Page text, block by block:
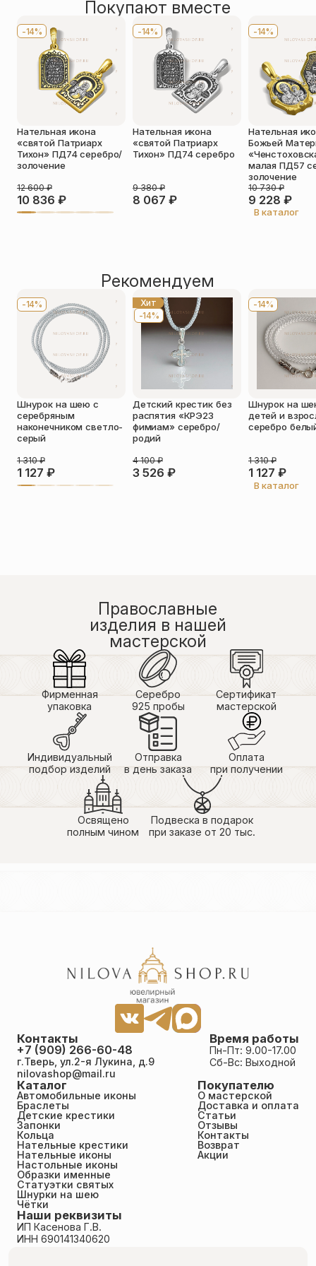
непостыдное, ходатайство ко творцу непреложное не
презри грешных молений гласы»
Оставить отзыв
Телефон
Отзыв*
Прикрепить фото
Оставить отзыв
Подтверждаю свое согласие с
политикой конфиденциальностии
даю согласие на обработку
персональных данных
Андрей
29.06.2026
Качественно и красиво сделано. Рекомендую.
Покупают вместе
-14%
Нательная икона
«святой Патриарх
Тихон» ПД74 серебро/
золочение
10 836 ₽
12 600₽
-14%
Нательная икона
«святой Патриарх
Тихон» ПД74 серебро
8 067 ₽
9 380₽
-14%
Нательная
Божьей
малая ПД57
золочение
9 228 ₽
10 730₽
В каталог
Рекомендуем
-14%
Шнурок на шею с
серебряным
наконечником светло-
серый
1 127 ₽
1 310₽
Хит
-14%
Детский крестик без
распятия «КРЭ23
фимиам» серебро/
родий
3 526 ₽
4 100₽
-14%
Шнурок на
детей и
серебро
1 127 ₽
1 310₽
В каталог
Православные
изделия в нашей
мастерской
Фирменная
упаковка
Серебро
925 пробы
Сертификат
мастерской
Индивидуальный
подбор изделий
Отправка
в день заказа
Оплата
при получении
Освящено
полным чином
Подвеска в подарок
при заказе от 20 тыс.
Каталог
Автомобильные иконы
Браслеты
Детские крестики
Запонки
Кольца
Нательные крестики
Нательные иконы
Настольные иконы
Образки именные
Статуэтки святых
Шнурки на шею
Чётки
Покупателю
О мастерской
Доставка и оплата
Статьи
Отзывы
Контакты
Возврат
Акции
Время работы
Пн-Пт: 9.00-17.00
Сб-Вс: Выходной
Контакты
+7 (909) 266-60-48
г.Тверь, ул.2-я Лукина, д.9
nilovashop@mail.ru
Наши реквизиты
ИП Касенова Г.В.
ИНН 690141340620